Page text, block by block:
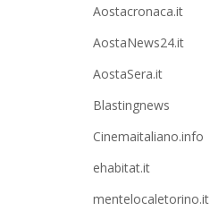
Aostacronaca.it
AostaNews24.it
AostaSera.it
Blastingnews
Cinemaitaliano.info
ehabitat.it
mentelocaletorino.it